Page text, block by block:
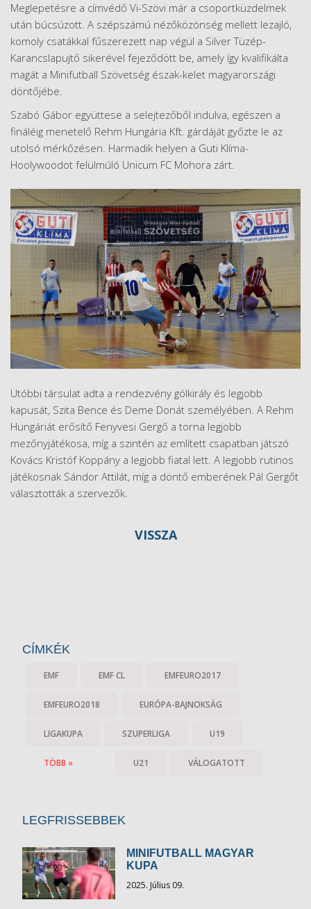
Meglepetésre a címvédő Vi-Szövi már a csoportküzdelmek
után búcsúzott. A szépszámú nézőközönség mellett lezajló,
komoly csatákkal fűszerezett nap végül a Silver Tüzép-
Karancslapujtő sikerével fejeződött be, amely így kvalifikálta
magát a Minifutball Szövetség észak-kelet magyarországi
döntőjébe.
Szabó Gábor együttese a selejtezőből indulva, egészen a
fináléig menetelő Rehm Hungária Kft. gárdáját győzte le az
utolsó mérkőzésen. Harmadik helyen a Guti Klíma-
Hoolywoodot felülmúló Unicum FC Mohora zárt.
Utóbbi társulat adta a rendezvény gólkirály és legjobb
kapusát, Szita Bence és Deme Donát személyében. A Rehm
Hungáriát erősítő Fenyvesi Gergő a torna legjobb
mezőnyjátékosa, míg a szintén az említett csapatban játszó
Kovács Kristóf Koppány a legjobb fiatal lett. A legjobb rutinos
játékosnak Sándor Attilát, míg a döntő emberének Pál Gergőt
választották a szervezők.
VISSZA
CÍMKÉK
EMF EMF CL EMFEURO2017
EMFEURO2018 EURÓPA-BAJNOKSÁG
LIGAKUPA SZUPERLIGA U19
U21 VÁLOGATOTT
TÖBB »
LEGFRISSEBBEK
MINIFUTBALL MAGYAR
KUPA
2025. Július 09.